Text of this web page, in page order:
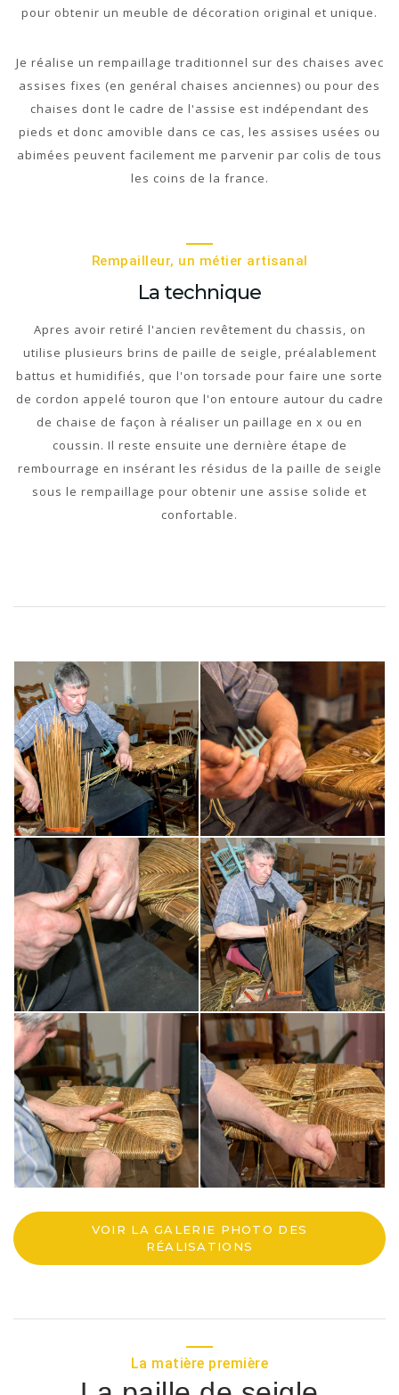
pour obtenir un meuble de décoration original et unique.
Je réalise un rempaillage traditionnel sur des chaises avec
assises fixes (en genéral chaises anciennes) ou pour des
chaises dont le cadre de l'assise est indépendant des
pieds et donc amovible dans ce cas, les assises usées ou
abimées peuvent facilement me parvenir par colis de tous
les coins de la france.
Rempailleur, un métier artisanal
La technique
Apres avoir retiré l'ancien revêtement du chassis, on
utilise plusieurs brins de paille de seigle, préalablement
battus et humidifiés, que l'on torsade pour faire une sorte
de cordon appelé touron que l'on entoure autour du cadre
de chaise de façon à réaliser un paillage en x ou en
coussin. Il reste ensuite une dernière étape de
rembourrage en insérant les résidus de la paille de seigle
sous le rempaillage pour obtenir une assise solide et
confortable.
VOIR LA GALERIE PHOTO DES
RÉALISATIONS
La matière première